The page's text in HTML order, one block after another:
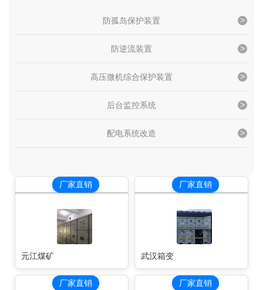
防孤岛保护装置
防逆流装置
高压微机综合保护装置
后台监控系统
配电系统改造
厂家直销
元江煤矿
厂家直销
武汉箱变
厂家直销 厂家直销